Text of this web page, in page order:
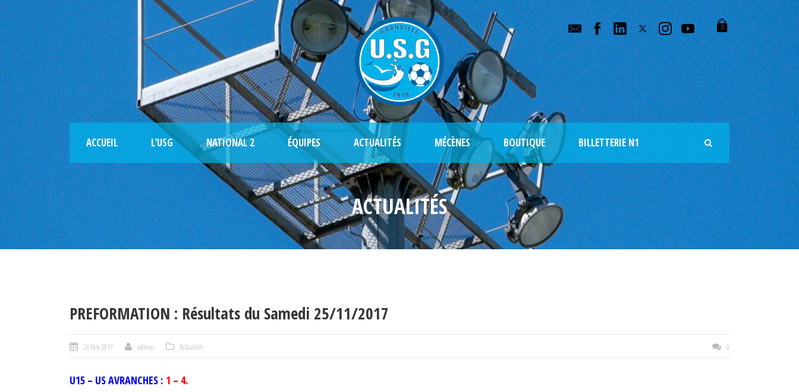
0
ACCUEIL L’USG NATIONAL 2 ÉQUIPES ACTUALITÉS MÉCÈNES BOUTIQUE BILLETTERIE N1
ACTUALITÉS
PREFORMATION : Résultats du Samedi 25/11/2017
26 Nov 2017 admin Actualités 0
U15 – US AVRANCHES : 1 – 4.